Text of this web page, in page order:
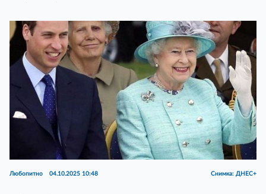
Любопитно 04.10.2025 10:48 Снимка: ДНЕС+